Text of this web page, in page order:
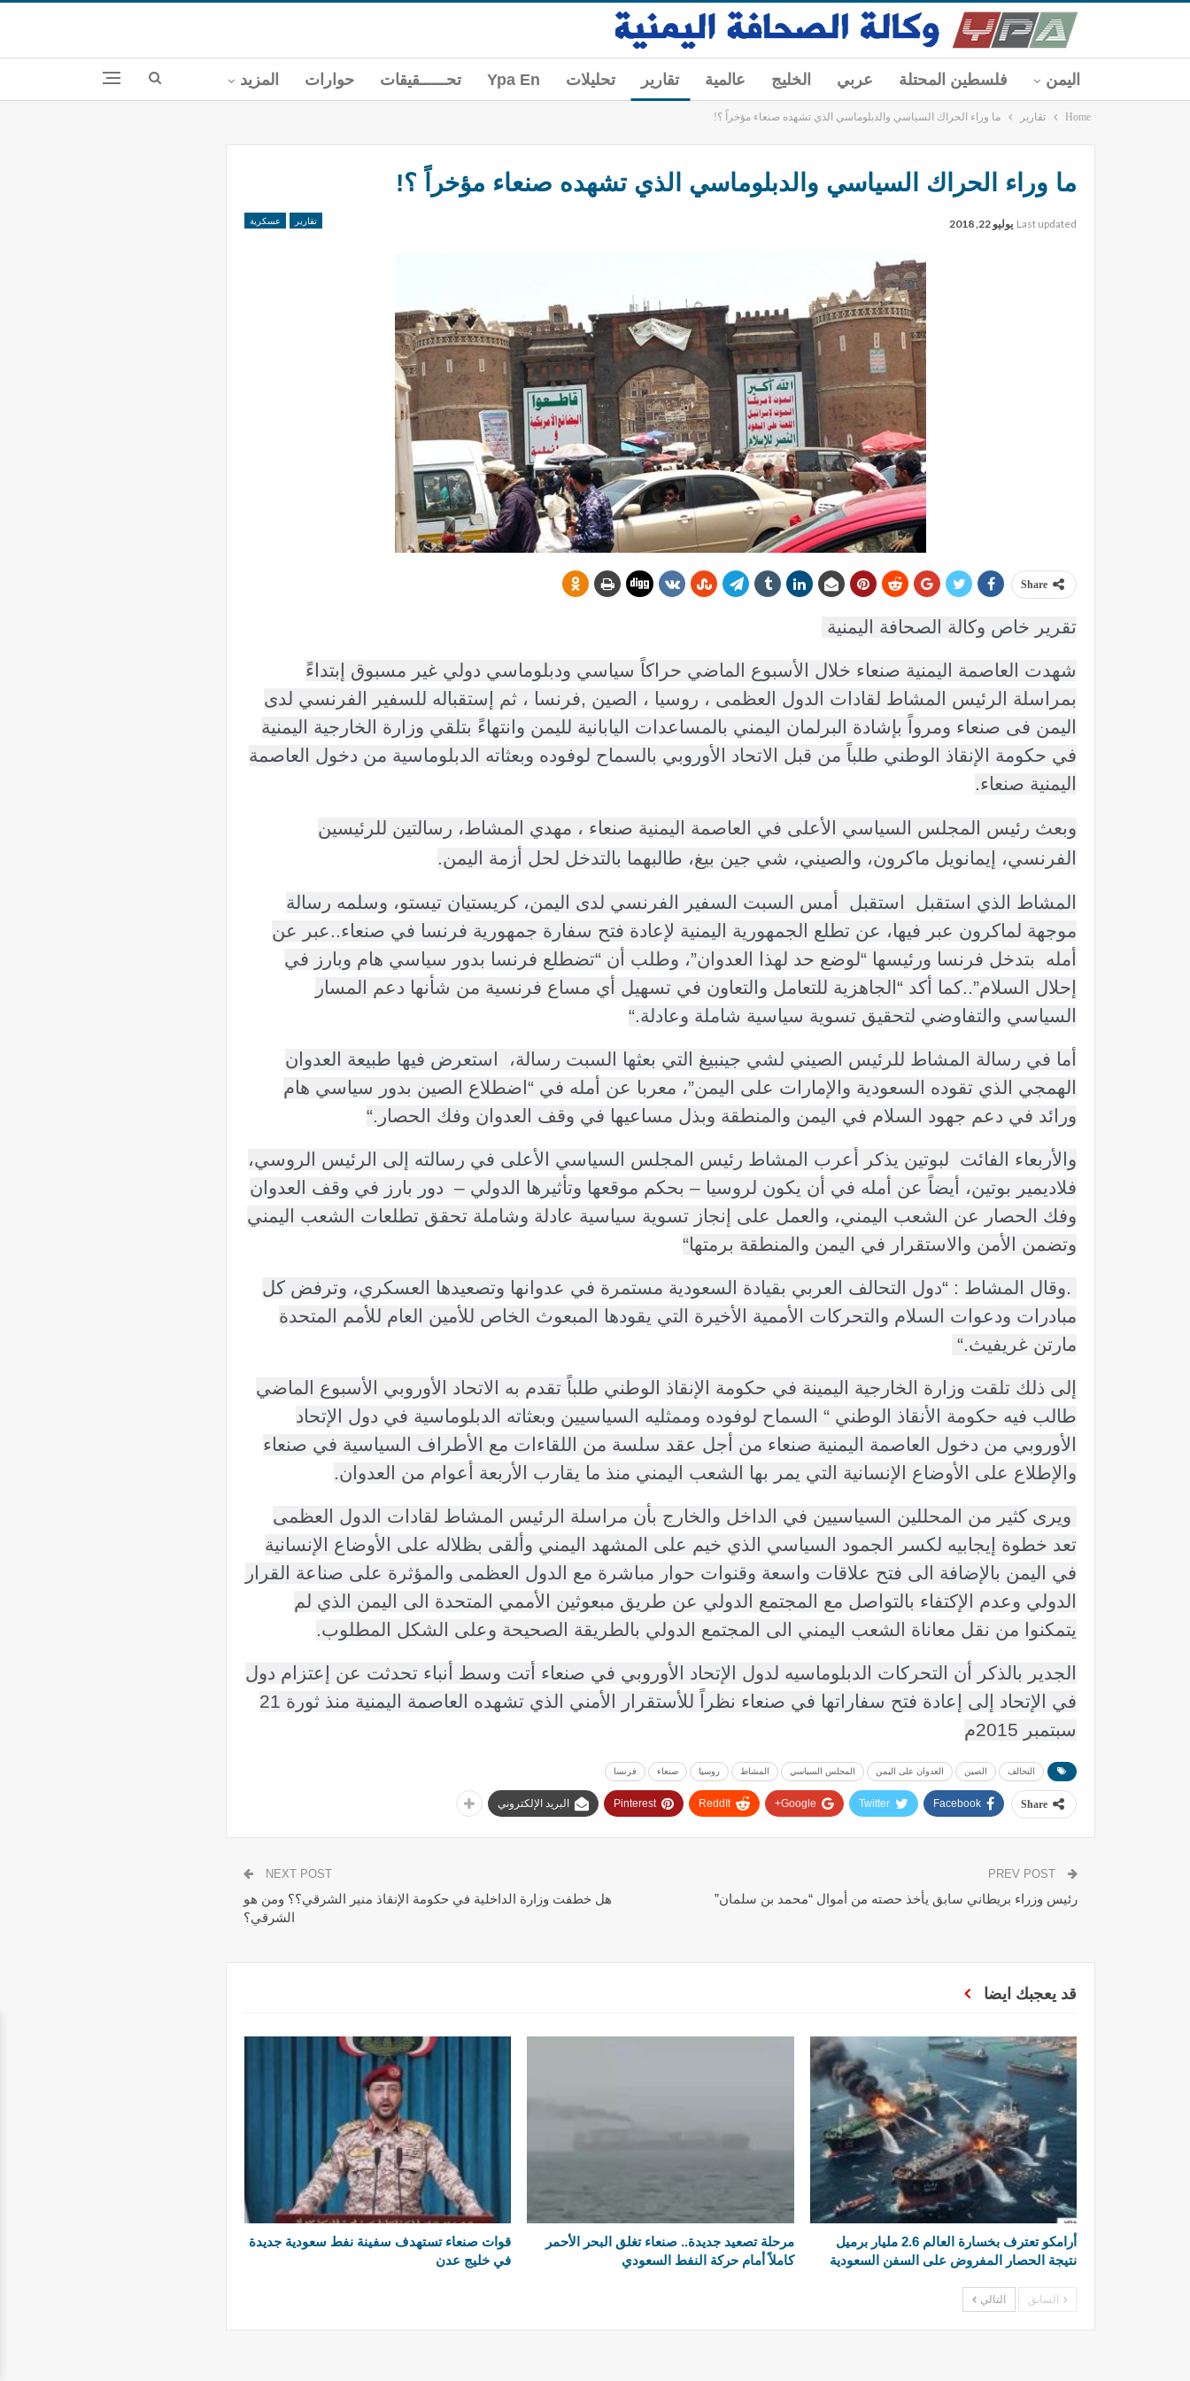
اليمن فلسطين المحتلة عربي الخليج عالمية تقارير تحليلات Ypa En تحــــــقيقات حوارات المزيد
Home تقارير ما وراء الحراك السياسي والدبلوماسي الذي تشهده صنعاء مؤخراً ؟!
ما وراء الحراك السياسي والدبلوماسي الذي تشهده صنعاء مؤخراً ؟!
تقارير عسكرية Last updated يوليو 22, 2018
Share
تقرير خاص وكالة الصحافة اليمنية
شهدت العاصمة اليمنية صنعاء خلال الأسبوع الماضي حراكاً سياسي ودبلوماسي دولي غير مسبوق
إبتداءً
بمراسلة الرئيس المشاط لقادات الدول العظمى ، روسيا ، الصين ,فرنسا ، ثم إستقباله للسفير الفرنسي لدى
اليمن فى صنعاء ومرواً بإشادة البرلمان اليمني بالمساعدات اليابانية لليمن وانتهاءً بتلقي وزارة الخارجية اليمنية
في حكومة الإنقاذ الوطني طلباً من قبل الاتحاد الأوروبي بالسماح لوفوده وبعثاته الدبلوماسية من دخول العاصمة
اليمنية صنعاء.
وبعث رئيس المجلس السياسي الأعلى في العاصمة اليمنية صنعاء ، مهدي المشاط، رسالتين للرئيسين
الفرنسي، إيمانويل ماكرون، والصيني، شي جين بيغ، طالبهما بالتدخل لحل أزمة اليمن.
المشاط الذي استقبل استقبل أمس السبت السفير الفرنسي لدى اليمن، كريستيان تيستو، وسلمه رسالة
موجهة لماكرون عبر فيها، عن تطلع الجمهورية اليمنية لإعادة فتح سفارة جمهورية فرنسا في صنعاء..عبر عن
أمله بتدخل فرنسا ورئيسها “لوضع حد لهذا العدوان”، وطلب أن “تضطلع فرنسا بدور سياسي هام وبارز في
إحلال السلام”..كما أكد “الجاهزية للتعامل والتعاون في تسهيل أي مساع فرنسية من شأنها دعم المسار
السياسي والتفاوضي لتحقيق تسوية سياسية شاملة وعادلة“.
أما في رسالة المشاط للرئيس الصيني لشي جينبيغ التي بعثها السبت رسالة، استعرض فيها طبيعة العدوان
الهمجي الذي تقوده السعودية والإمارات على اليمن”، معربا عن أمله في “اضطلاع الصين بدور سياسي هام
ورائد في دعم جهود السلام في اليمن والمنطقة وبذل مساعيها في وقف العدوان وفك الحصار “.
والأربعاء الفائت لبوتين يذكر أعرب المشاط رئيس المجلس السياسي الأعلى في رسالته إلى الرئيس الروسي،
فلاديمير بوتين، أيضاً عن أمله في أن يكون لروسيا – بحكم موقعها وتأثيرها الدولي – دور بارز في وقف العدوان
وفك الحصار عن الشعب اليمني، والعمل على إنجاز تسوية سياسية عادلة وشاملة تحقق تطلعات الشعب اليمني
وتضمن الأمن والاستقرار في اليمن والمنطقة برمتها“
.وقال المشاط : “دول التحالف العربي بقيادة السعودية مستمرة في عدوانها وتصعيدها العسكري، وترفض كل
مبادرات ودعوات السلام والتحركات الأممية الأخيرة التي يقودها المبعوث الخاص للأمين العام للأمم المتحدة
مارتن غريفيث“.
إلى ذلك تلقت وزارة الخارجية اليمينة في حكومة الإنقاذ الوطني طلباً تقدم به الاتحاد الأوروبي الأسبوع الماضي
طالب فيه حكومة الأنقاذ الوطني “ السماح لوفوده وممثليه السياسيين وبعثاته الدبلوماسية في دول الإتحاد
الأوروبي من دخول العاصمة اليمنية صنعاء من أجل عقد سلسة من اللقاءات مع الأطراف السياسية في صنعاء
والإطلاع على الأوضاع الإنسانية التي يمر بها الشعب اليمني منذ ما يقارب الأربعة أعوام من العدوان.
ويرى كثير من المحللين السياسيين في الداخل والخارج بأن مراسلة الرئيس المشاط لقادات الدول العظمى
تعد خطوة إيجابيه لكسر الجمود السياسي الذي خيم على المشهد اليمني وألقى بظلاله على الأوضاع الإنسانية
في اليمن بالإضافة الى فتح علاقات واسعة وقنوات حوار مباشرة مع الدول العظمى والمؤثرة على صناعة القرار
الدولي وعدم الإكتفاء بالتواصل مع المجتمع الدولي عن طريق مبعوثين الأممي المتحدة الى اليمن الذي لم
يتمكنوا من نقل معاناة الشعب اليمني الى المجتمع الدولي بالطريقة الصحيحة وعلى الشكل المطلوب.
الجدير بالذكر أن التحركات الدبلوماسيه لدول الإتحاد الأوروبي في صنعاء أتت وسط أنباء تحدثت عن إعتزام دول
في الإتحاد إلى إعادة فتح سفاراتها في صنعاء نظراً للأستقرار الأمني الذي تشهده العاصمة اليمنية منذ ثورة 21
سبتمبر 2015م
التحالف الصين العدوان على اليمن المجلس السياسي المشاط روسيا صنعاء فرنسا
Share
Facebook
Twitter
Google+
ReddIt
Pinterest البريد الإلكتروني
رئيس وزراء بريطاني سابق يأخذ حصته من أموال “محمد بن سلمان”
NEXT POST
هل خطفت وزارة الداخلية في حكومة الإنقاذ منير الشرقي؟؟ ومن هو
الشرقي؟
قد يعجبك ايضا
أرامكو تعترف بخسارة العالم 2.6 مليار برميل
نتيجة الحصار المفروض على السفن السعودية
مرحلة تصعيد جديدة.. صنعاء تغلق البحر الأحمر
كاملاً أمام حركة النفط السعودي
قوات صنعاء تستهدف سفينة نفط سعودية جديدة
في خليج عدن
السابق التالي